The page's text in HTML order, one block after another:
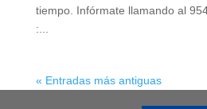
tiempo. Infórmate llamando al
:...
« Entradas más antiguas